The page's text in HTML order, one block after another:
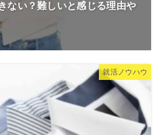
ない？難しいと感じる理由や
就活ノウハウ